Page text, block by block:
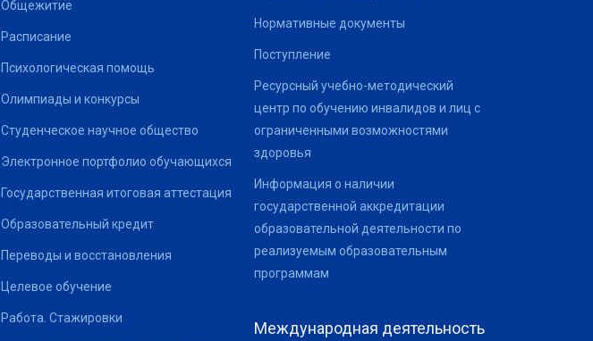
Общежитие
Расписание
Психологическая помощь
Олимпиады и конкурсы
Студенческое научное общество
Электронное портфолио обучающихся
Государственная итоговая аттестация
Образовательный кредит
Переводы и восстановления
Целевое обучение
Работа. Стажировки
Нормативные документы
Поступление
Ресурсный учебно-методический
центр по обучению инвалидов и лиц с
ограниченными возможностями
здоровья
Информация о наличии
государственной аккредитации
образовательной деятельности по
реализуемым образовательным
программам
Международная деятельность